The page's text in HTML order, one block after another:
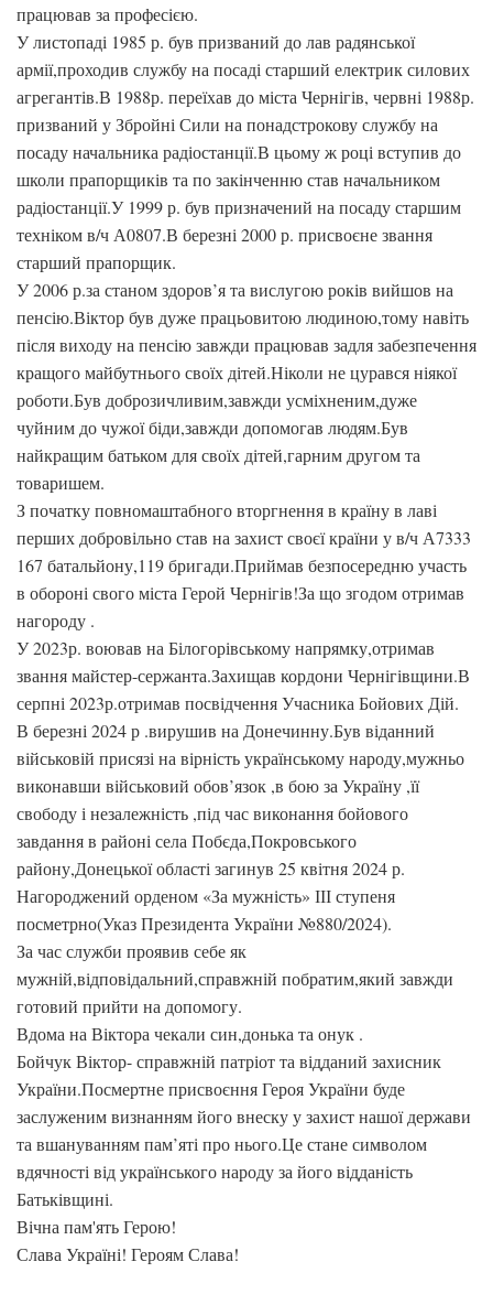
працював за професією.
У листопаді 1985 р. був призваний до лав радянської
армії,проходив службу на посаді старший електрик силових
агрегантів.В 1988р. переїхав до міста Чернігів, червні 1988р.
призваний у Збройні Сили на понадстрокову службу на
посаду начальника радіостанції.В цьому ж році вступив до
школи прапорщиків та по закінченню став начальником
радіостанції.У 1999 р. був призначений на посаду старшим
техніком в/ч А0807.В березні 2000 р. присвоєне звання
старший прапорщик.
У 2006 р.за станом здоров’я та вислугою років вийшов на
пенсію.Віктор був дуже працьовитою людиною,тому навіть
після виходу на пенсію завжди працював задля забезпечення
кращого майбутнього своїх дітей.Ніколи не цурався ніякої
роботи.Був доброзичливим,завжди усміхненим,дуже
чуйним до чужої біди,завжди допомогав людям.Був
найкращим батьком для своїх дітей,гарним другом та
товаришем.
З початку повномаштабного вторгнення в країну в лаві
перших добровільно став на захист своєї країни у в/ч А7333
167 батальйону,119 бригади.Приймав безпосередню участь
в обороні свого міста Герой Чернігів!За що згодом отримав
нагороду .
У 2023р. воював на Білогорівському напрямку,отримав
звання майстер-сержанта.Захищав кордони Чернігівщини.В
серпні 2023р.отримав посвідчення Учасника Бойових Дій.
В березні 2024 р .вирушив на Донечинну.Був віданний
військовій присязі на вірність українському народу,мужньо
виконавши військовий обов’язок ,в бою за Україну ,її
свободу і незалежність ,під час виконання бойового
завдання в районі села Побєда,Покровського
району,Донецької області загинув 25 квітня 2024 р.
Нагороджений орденом «За мужність» ІІІ ступеня
посметрно(Указ Президента України №880/2024).
За час служби проявив себе як
мужній,відповідальний,справжній побратим,який завжди
готовий прийти на допомогу.
Вдома на Віктора чекали син,донька та онук .
Бойчук Віктор- справжній патріот та відданий захисник
України.Посмертне присвоєння Героя України буде
заслуженим визнанням його внеску у захист нашої держави
та вшануванням пам’яті про нього.Це стане символом
вдячності від українського народу за його відданість
Батьківщині.
Вічна пам'ять Герою!
Слава Україні! Героям Слава!